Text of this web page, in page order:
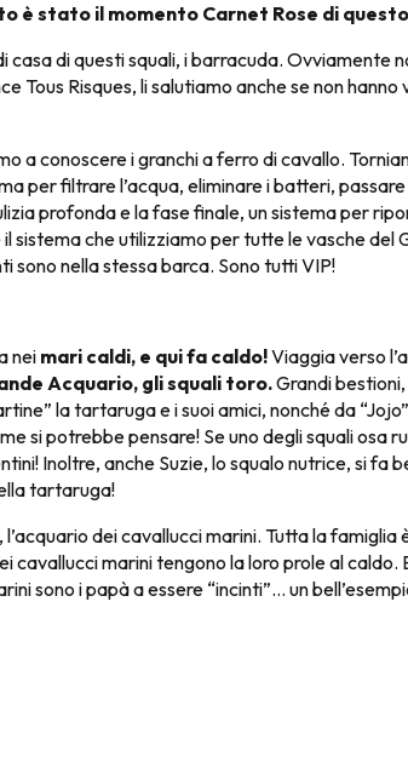
è stato il momento Carnet Rose di
casa di questi squali, i barracuda. Ovviamente
Tous Risques, li salutiamo anche se non hanno
a conoscere i granchi a ferro di cavallo.
per filtrare l’acqua, eliminare i batteri, passare
profonda e la fase finale, un sistema per
sistema che utilizziamo per tutte le vasche del
sono nella stessa barca. Sono tutti VIP!
neimari caldi, e qui fa caldo!Viaggia verso
Acquario, gli squali toro.Grandi
la tartaruga e i suoi amici, nonché da
si potrebbe pensare! Se uno degli squali osa
Inoltre, anche Suzie, lo squalo nutrice, si fa
tartaruga!
dei cavallucci marini. Tutta la famiglia
cavallucci marini tengono la loro prole al caldo.
sono i papà a essere “incinti”… un